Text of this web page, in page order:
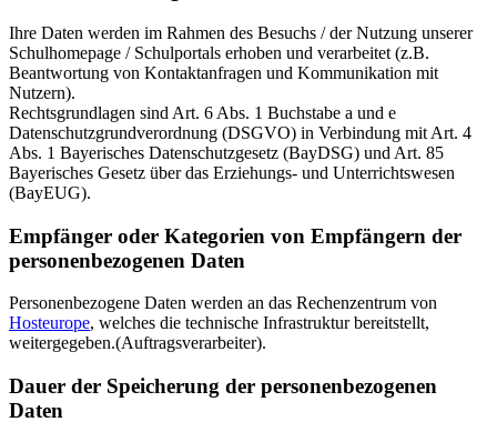
Ihre Daten werden im Rahmen des Besuchs / der Nutzung unserer
Schulhomepage / Schulportals erhoben und verarbeitet (z.B.
Beantwortung von Kontaktanfragen und Kommunikation mit
Nutzern).
Rechtsgrundlagen sind Art. 6 Abs. 1 Buchstabe a und e
Datenschutzgrundverordnung (DSGVO) in Verbindung mit Art. 4
Abs. 1 Bayerisches Datenschutzgesetz (BayDSG) und Art. 85
Bayerisches Gesetz über das Erziehungs- und Unterrichtswesen
(BayEUG).
Empfänger oder Kategorien von Empfängern der
personenbezogenen Daten
Personenbezogene Daten werden an das Rechenzentrum von
Hosteurope, welches die technische Infrastruktur bereitstellt,
weitergegeben.(Auftragsverarbeiter).
Dauer der Speicherung der personenbezogenen
Daten